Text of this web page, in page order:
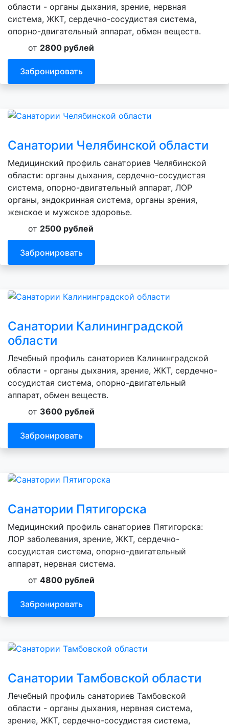
области - органы дыхания, зрение, нервная
система, ЖКТ, сердечно-сосудистая система,
опорно-двигательный аппарат, обмен веществ.
от 2800 рублей
Забронировать
Санатории Челябинской области
Медицинский профиль санаториев Челябинской
области: органы дыхания, сердечно-сосудистая
система, опорно-двигательный аппарат, ЛОР
органы, эндокринная система, органы зрения,
женское и мужское здоровье.
от 2500 рублей
Забронировать
Санатории Калининградской
области
Лечебный профиль санаториев Калининградской
области - органы дыхания, зрение, ЖКТ, сердечно-
сосудистая система, опорно-двигательный
аппарат, обмен веществ.
от 3600 рублей
Забронировать
Санатории Пятигорска
Медицинский профиль санаториев Пятигорска:
ЛОР заболевания, зрение, ЖКТ, сердечно-
сосудистая система, опорно-двигательный
аппарат, нервная система.
от 4800 рублей
Забронировать
Санатории Тамбовской области
Лечебный профиль санаториев Тамбовской
области - органы дыхания, нервная система,
зрение, ЖКТ, сердечно-сосудистая система,